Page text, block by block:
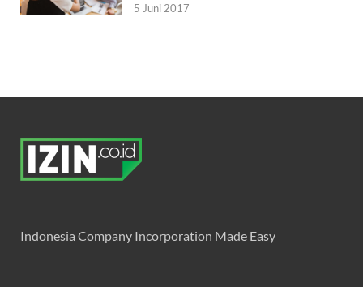
5 Juni 2017
Indonesia Company Incorporation Made Easy